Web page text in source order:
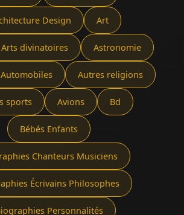
Design Art
divinatoires Astronomie
Automobiles Autres religions
sports Avions Bd
Bébés Enfants
Chanteurs Musiciens
Écrivains Philosophes
Personnalités